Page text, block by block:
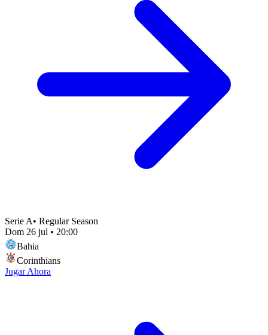
Serie A• Regular Season
Dom 26 jul • 20:00
Bahia
Corinthians
Jugar Ahora